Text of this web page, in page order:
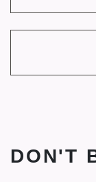
DON'T